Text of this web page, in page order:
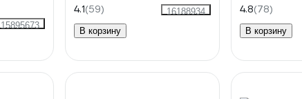
15895673
4.1(59)
16188934
В корзину
4.8(78)
В корзину